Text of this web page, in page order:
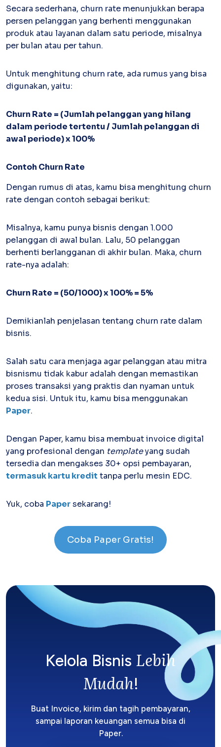
Sederhanakan proses order-to-cash
Open API
Integrasi Accurate
Integrasi Paper dengan Accurate
Software Akuntansi
Pencatatan Laporan Keuangan Gratis
Secara sederhana, churn rate menunjukkan berapa
persen pelanggan yang berhenti menggunakan
produk atau layanan dalam satu periode, misalnya
per bulan atau per tahun.
Untuk menghitung churn rate, ada rumus yang bisa
digunakan, yaitu:
Churn Rate = (Jumlah pelanggan yang hilang
dalam periode tertentu / Jumlah pelanggan di
awal periode) x 100%
Contoh Churn Rate
Dengan rumus di atas, kamu bisa menghitung churn
rate dengan contoh sebagai berikut:
Misalnya, kamu punya bisnis dengan 1.000
pelanggan di awal bulan. Lalu, 50 pelanggan
berhenti berlangganan di akhir bulan. Maka, churn
rate-nya adalah:
Churn Rate = (50/1000) x 100% = 5%
Demikianlah penjelasan tentang churn rate dalam
bisnis.
Salah satu cara menjaga agar pelanggan atau mitra
bisnismu tidak kabur adalah dengan memastikan
proses transaksi yang praktis dan nyaman untuk
kedua sisi. Untuk itu, kamu bisa menggunakan
Paper.
Dengan Paper, kamu bisa membuat invoice digital
yang profesional dengan templateyang sudah
tersedia dan mengakses 30+ opsi pembayaran,
termasuk kartu kredit tanpa perlu mesin EDC.
Yuk, coba Papersekarang!
Coba Paper Gratis!
Kelola Bisnis Lebih
Mudah!
Buat Invoice, kirim dan tagih pembayaran,
sampai laporan keuangan semua bisa di
Paper.